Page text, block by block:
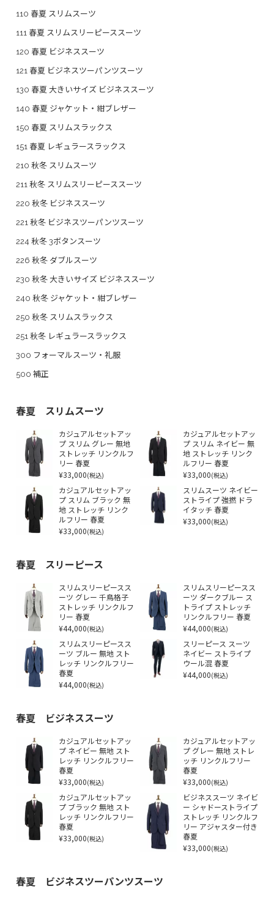
110 春夏 スリムスーツ
111 春夏 スリムスリーピーススーツ
120 春夏 ビジネススーツ
121 春夏 ビジネスツーパンツスーツ
130 春夏 大きいサイズ ビジネススーツ
140 春夏 ジャケット・紺ブレザー
150 春夏 スリムスラックス
151 春夏 レギュラースラックス
210 秋冬 スリムスーツ
211 秋冬 スリムスリーピーススーツ
220 秋冬 ビジネススーツ
221 秋冬 ビジネスツーパンツスーツ
224 秋冬 3ボタンスーツ
226 秋冬 ダブルスーツ
230 秋冬 大きいサイズ ビジネススーツ
240 秋冬 ジャケット・紺ブレザー
250 秋冬 スリムスラックス
251 秋冬 レギュラースラックス
300 フォーマルスーツ・礼服
500 補正
春夏 スリムスーツ
カジュアルセットアッ
プ スリム グレー 無地
ストレッチ リンクルフ
リー 春夏
¥33,000(税込)
カジュアルセットアッ
プ スリム ネイビー 無
地 ストレッチ リンク
ルフリー 春夏
¥33,000(税込)
カジュアルセットアッ
プ スリム ブラック 無
地 ストレッチ リンク
ルフリー 春夏
¥33,000(税込)
スリムスーツ ネイビー
ストライプ 強撚 ドラ
イタッチ 春夏
¥33,000(税込)
春夏 スリーピース
スリムスリーピースス
ーツ グレー 千鳥格子
ストレッチ リンクルフ
リー 春夏
¥44,000(税込)
スリムスリーピースス
ーツ ダークブルー ス
トライプ ストレッチ
リンクルフリー 春夏
¥44,000(税込)
スリムスリーピースス
ーツ ブルー 無地 スト
レッチ リンクルフリー
春夏
¥44,000(税込)
スリーピース スーツ
ネイビー ストライプ
ウール混 春夏
¥44,000(税込)
春夏 ビジネススーツ
カジュアルセットアッ
プ ネイビー 無地 スト
レッチ リンクルフリー
春夏
¥33,000(税込)
カジュアルセットアッ
プ グレー 無地 ストレ
ッチ リンクルフリー
春夏
¥33,000(税込)
カジュアルセットアッ
プ ブラック 無地 スト
レッチ リンクルフリー
春夏
¥33,000(税込)
ビジネススーツ ネイビ
ー シャドーストライプ
ストレッチ リンクルフ
リー アジャスター付き
春夏
¥33,000(税込)
春夏 ビジネスツーパンツスーツ